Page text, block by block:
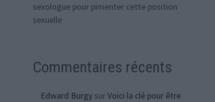
sexologue pour pimenter cette position
sexuelle
Commentaires récents
Edward BurgysurVoici la clé pour être